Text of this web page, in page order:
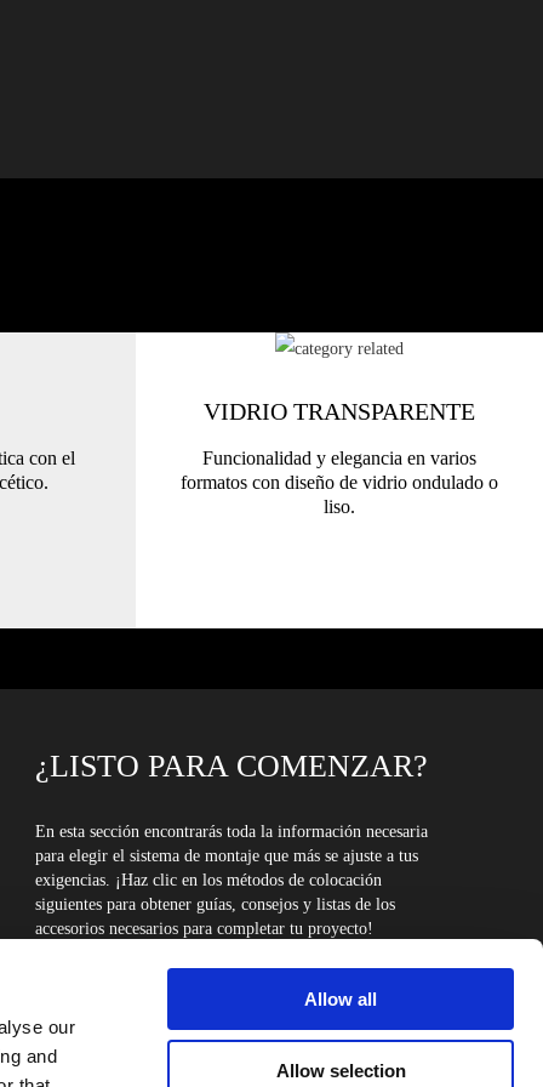
our
and
Allow all
Allow selection
con el
VIDRIO TRANSPARENTE
Funcionalidad y elegancia en varios
formatos con diseño de vidrio ondulado o
liso.
¿LISTO PARA COMENZAR?
En esta sección encontrarás toda la información necesaria
para elegir el sistema de montaje que más se ajuste a tus
exigencias. ¡Haz clic en los métodos de colocación
siguientes para obtener guías, consejos y listas de los
accesorios necesarios para completar tu proyecto!
MÉTODOS DE COLOCACIÓN